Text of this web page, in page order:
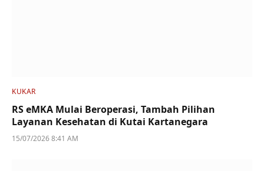
KUKAR
RS eMKA Mulai Beroperasi, Tambah Pilihan
Layanan Kesehatan di Kutai Kartanegara
15/07/2026 8:41 AM